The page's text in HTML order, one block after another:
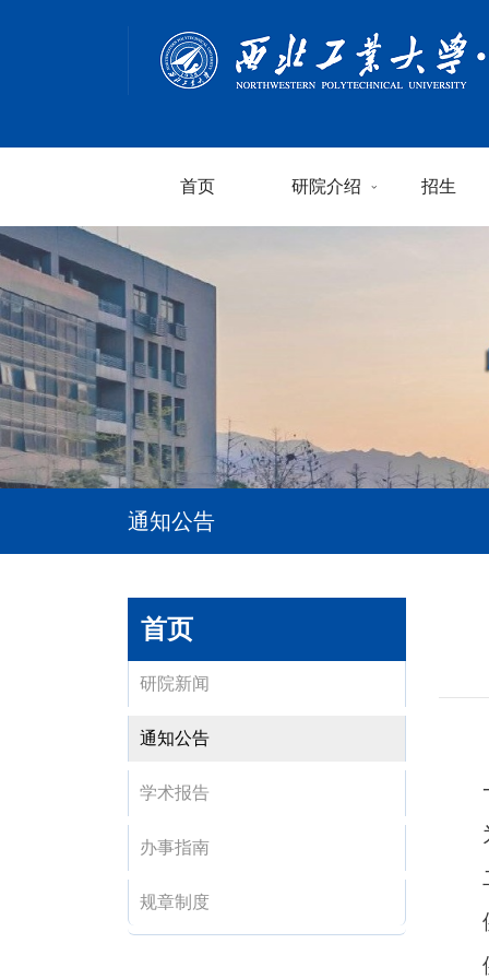
首页 研院介绍 招生
通知公告
首页
研院新闻
通知公告
学术报告
办事指南
规章制度